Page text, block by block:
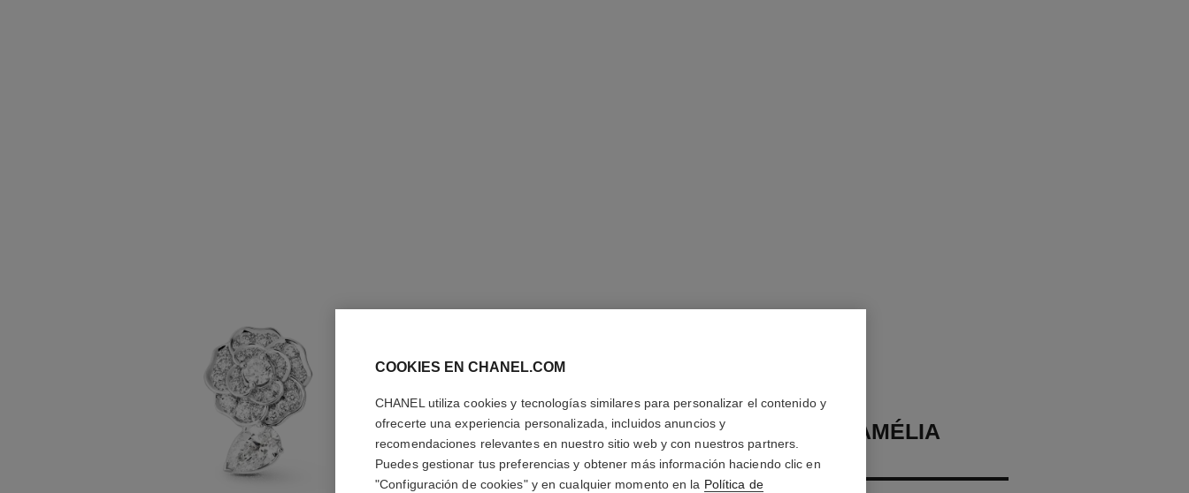
PENDIENTES CAMÉLIA
PRÉCIEUX
COOKIES EN CHANEL.COM
CHANEL utiliza cookies y tecnologías similares para personalizar el contenido y
ofrecerte una experiencia personalizada, incluidos anuncios y
recomendaciones relevantes en nuestro sitio web y con nuestros partners.
Puedes gestionar tus preferencias y obtener más información haciendo clic en
"Configuración de cookies" y en cualquier momento en la Política de